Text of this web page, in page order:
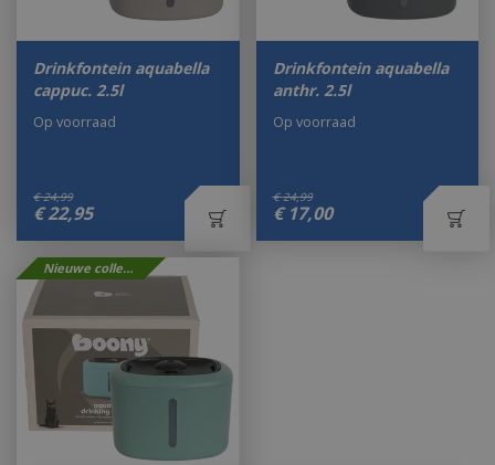
Drinkfontein aquabella
cappuc. 2.5l
€ 24,99
€22,95
Op voorraad
Drinkfontein aquabella
anthr. 2.5l
€ 24,99
€ 17,00
Op voorraad
Nieuwe collectie